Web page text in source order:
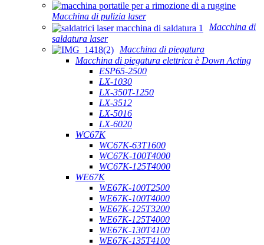
Macchina di pulizia laser
Macchina di
saldatura laser
Macchina di piegatura
Macchina di piegatura elettrica è Down Acting
ESP65-2500
LX-1030
LX-350T-1250
LX-3512
LX-5016
LX-6020
WC67K
WC67K-63T1600
WC67K-100T4000
WC67K-125T4000
WE67K
WE67K-100T2500
WE67K-100T4000
WE67K-125T3200
WE67K-125T4000
WE67K-130T4100
WE67K-135T4100